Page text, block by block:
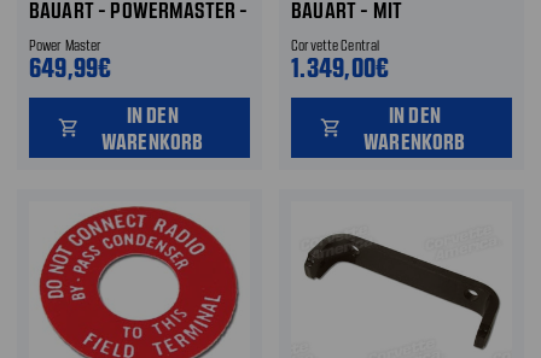
BAUART - POWERMASTER -
OHNE
DREHZAHLMESSERANTRIEB
Power Master
649,99€
shopping_cart
IN DEN
WARENKORB
BAUART - MIT
DREHZAHLMESSERANTRIEB
Corvette Central
1.349,00€
shopping_cart
IN DEN
WARENKORB